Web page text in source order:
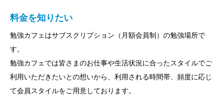
料金を知りたい
勉強カフェはサブスクリプション（月額会員制）の勉強場所で
す。
勉強カフェでは皆さまのお仕事や生活状況に合ったスタイルでご
利用いただきたいとの想いから、利用される時間帯、頻度に応じ
て会員スタイルをご用意しております。